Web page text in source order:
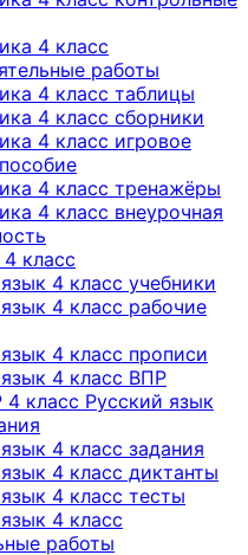
4 класс
работы
4 класс таблицы
4 класс сборники
4 класс игровое
4 класс тренажёры
4 класс внеурочная
класс
4 класс учебники
4 класс рабочие
4 класс прописи
4 класс ВПР
4 класс Русский язык
4 класс задания
4 класс диктанты
4 класс тесты
4 класс
работы